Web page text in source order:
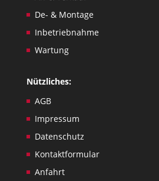
De- & Montage
Inbetriebnahme
Wartung
Nützliches:
AGB
Impressum
Datenschutz
Kontaktformular
Anfahrt